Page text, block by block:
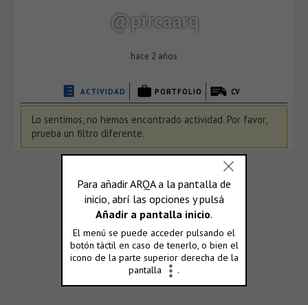
@pircaarq
hace 2 años
ACTIVIDAD PORTFOLIO CV
Lo sentimos, no hemos encontrado actividad. Por favor,
prueba un filtro diferente.